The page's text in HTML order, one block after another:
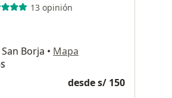
13 opinión
Borja • Mapa
desde s/ 150